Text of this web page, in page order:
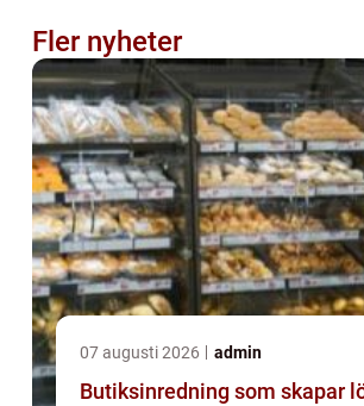
Fler nyheter
07 augusti 2026 admin
Butiksinredning som skapar